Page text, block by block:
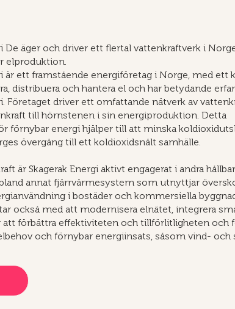
De äger och driver ett flertal vattenkraftverk i
elproduktion.
är ett framstående energiföretag i Norge, med ett
distribuera och hantera el och har betydande
Företaget driver ett omfattande nätverk av
till hörnstenen i sin energiproduktion. Detta
förnybar energi hjälper till att minska
övergång till ett koldioxidsnålt samhälle.
är Skagerak Energi aktivt engagerat i andra
annat fjärrvärmesystem som utnyttjar
i bostäder och kommersiella
också med att modernisera elnätet, integrera
förbättra effektiviteten och tillförlitligheten och
och förnybar energiinsats, såsom vind- och